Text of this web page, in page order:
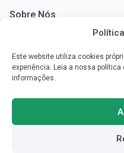
Este website utiliza cookies
experiência. Leia a nossa
informações.
Sobre Nós
Simplificamos a informação